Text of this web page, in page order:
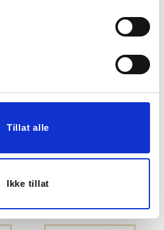
Tillat alle
Ikke tillat
199,00